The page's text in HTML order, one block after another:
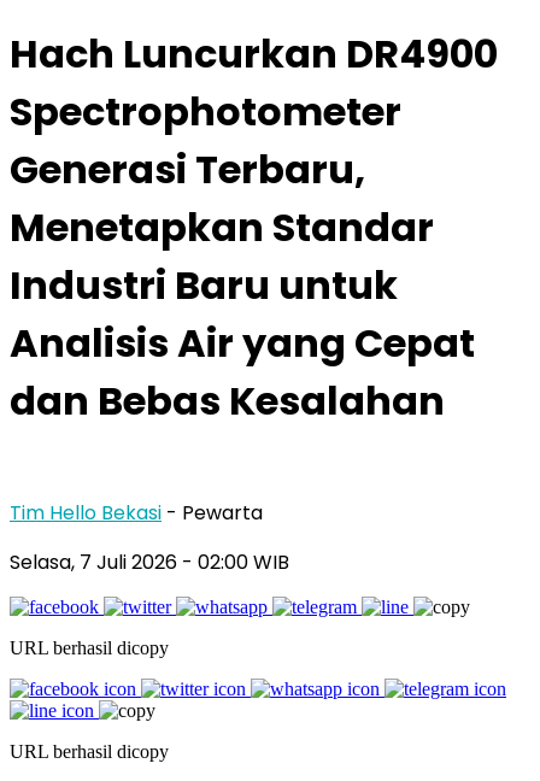
Hach Luncurkan DR4900
Spectrophotometer
Generasi Terbaru,
Menetapkan Standar
Industri Baru untuk
Analisis Air yang Cepat
dan Bebas Kesalahan
Tim Hello Bekasi - Pewarta
Selasa, 7 Juli 2026 - 02:00 WIB
URL berhasil dicopy
URL berhasil dicopy